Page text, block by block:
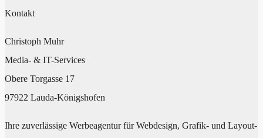
Kontakt
Christoph Muhr
Media- & IT-Services
Obere Torgasse 17
97922 Lauda-Königshofen
Ihre zuverlässige Werbeagentur für Webdesign, Grafik- und Layout-